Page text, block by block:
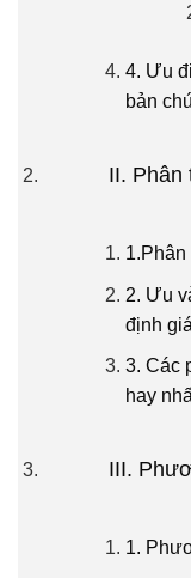
4. Ưu
bản
II. Phân
2. Ưu
định
3. Các
hay
III.
1.